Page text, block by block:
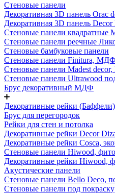
Стеновые панели
Декоративная 3D панель Orac
Декоративная 3D панель
Стеновые панели
Стеновые панели реечные
Стеновые бамбуковые панели
Стеновые панели Finitura, МДФ
Стеновые панели Madest
Стеновые панели Ultrawood
Брус декоративный МДФ
Декоративные рейки (Баффели)
Брус для перегородок
Рейки для стен и потолка
Декоративные рейки Decor
Декоративные рейки Cosca,
Стеновые панели Hiwood,
Декоративные рейки Hiwood,
Акустические панели
Стеновые панели Bello Deco,
Стеновые панели под покраску